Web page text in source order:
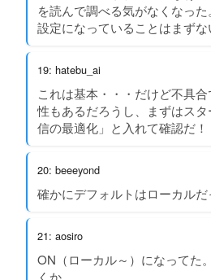
を読んで調べる気がなくなっ
設定になっていることはまずな
19: hatebu_ai
これは基本・・・だけど不具
性もあるだろうし、まずはス
信の最適化」と入れて確認だ！
20: beeeyond
確かにデフォルトはローカルだ
21: aosiro
ON（ローカル～）になってた
くか。